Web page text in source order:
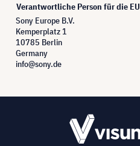
Verantwortliche Person für die EU
Sony Europe B.V.
Kemperplatz 1
10785 Berlin
Germany
info@sony.de